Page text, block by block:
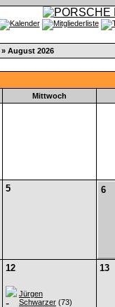
» August 2026
Mittwoch
5 6
12
Jürgen
Schwarzer (73)
13